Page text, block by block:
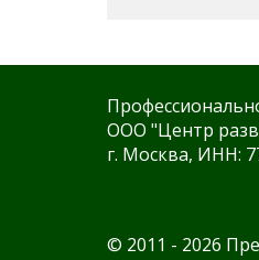
ООО "Центр
г. Москва, ИНН:
© 2011 - 2026